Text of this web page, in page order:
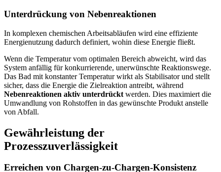
Unterdrückung von Nebenreaktionen
In komplexen chemischen Arbeitsabläufen wird eine effiziente
Energienutzung dadurch definiert, wohin diese Energie fließt.
Wenn die Temperatur vom optimalen Bereich abweicht, wird das
System anfällig für konkurrierende, unerwünschte Reaktionswege.
Das Bad mit konstanter Temperatur wirkt als Stabilisator und stellt
sicher, dass die Energie die Zielreaktion antreibt, während
Nebenreaktionen aktiv unterdrückt werden. Dies maximiert die
Umwandlung von Rohstoffen in das gewünschte Produkt anstelle
von Abfall.
Gewährleistung der
Prozesszuverlässigkeit
Erreichen von Chargen-zu-Chargen-Konsistenz